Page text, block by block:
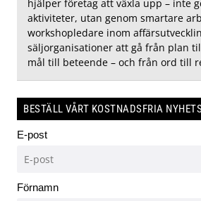
hjälper företag att växla upp – inte
aktiviteter, utan genom smartare
workshopledare inom
säljorganisationer att gå från plan
mål till beteende – och från ord till
BESTÄLL VÅRT KOSTNADSFRIA
E-post
Förnamn